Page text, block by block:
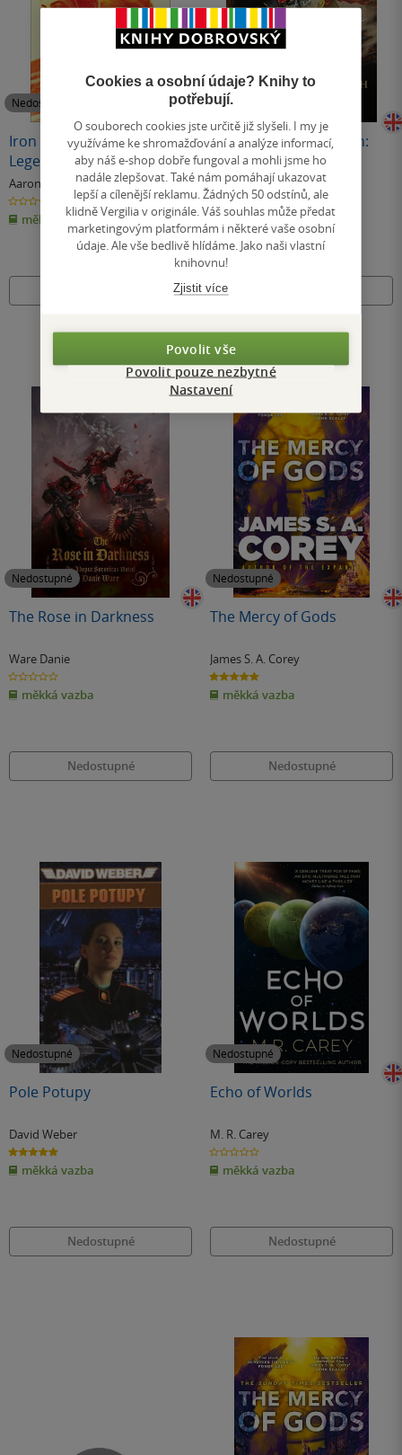
Nedostupné
Iron Fist: Star Wars
Legends (Wraith
Squadron)
Aaron Allston
0.0
z
5
hvězdiček
měkká vazba
Nedostupné
The End and the Death:
Volume II
Dan Abnett
0.0
z
5
hvězdiček
měkká vazba
Nedostupné
The Rose in Darkness
Ware Danie
0.0
z
5
hvězdiček
měkká vazba
Nedostupné
Nedostupné
The Mercy of Gods
James S. A. Corey
5.0
z
5
hvězdiček
měkká vazba
Nedostupné
Nedostupné
Pole Potupy
David Weber
5.0
z
5
hvězdiček
měkká vazba
Nedostupné
Nedostupné
Echo of Worlds
M. R. Carey
0.0
z
5
hvězdiček
měkká vazba
Nedostupné
Cookies a osobní údaje? Knihy to
potřebují.
O souborech cookies jste určitě již slyšeli. I my je
využíváme ke shromažďování a analýze informací,
aby náš e-shop dobře fungoval a mohli jsme ho
nadále zlepšovat. Také nám pomáhají ukazovat
lepší a cílenější reklamu. Žádných 50 odstínů, ale
klidně Vergilia v originále. Váš souhlas může předat
marketingovým platformám i některé vaše osobní
údaje. Ale vše bedlivě hlídáme. Jako naši vlastní
knihovnu!
Zjistit více
Povolit vše
Povolit pouze nezbytné
Nastavení